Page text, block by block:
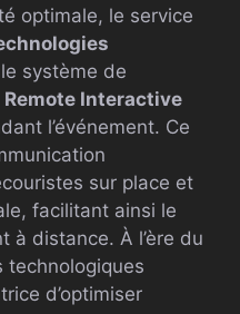
optimale, le service
système de
Interactive
l’événement. Ce
sur place et
facilitant ainsi le
à distance. À l’ère du
technologiques
d’optimiser